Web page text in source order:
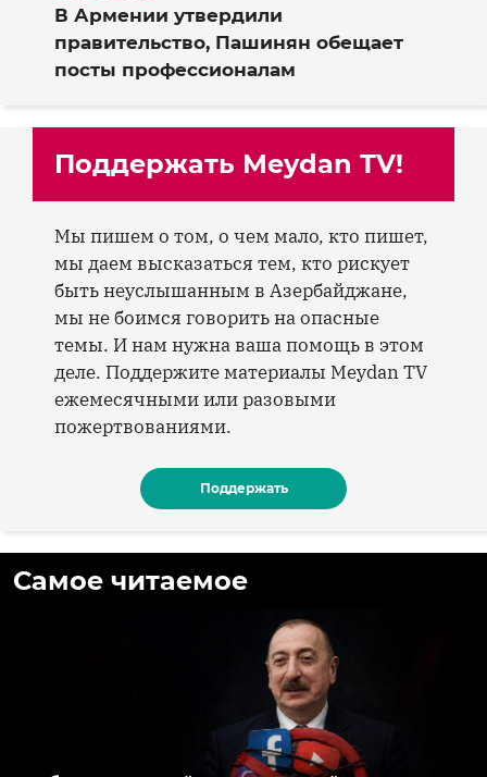
В Армении утвердили
правительство, Пашинян обещает
посты профессионалам
Поддержать Meydan TV!
Мы пишем о том, о чем мало, кто пишет,
мы даем высказаться тем, кто рискует
быть неуслышанным в Азербайджане,
мы не боимся говорить на опасные
темы. И нам нужна ваша помощь в этом
деле. Поддержите материалы Meydan TV
ежемесячными или разовыми
пожертвованиями.
Поддержать
Самое читаемое